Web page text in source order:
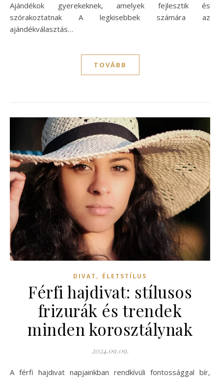
Ajándékok gyerekeknek, amelyek fejlesztik és
szórakoztatnak A legkisebbek számára az
ajándékválasztás…
TOVÁBB
DIVAT , ÉLETSTÍLUS
Férfi hajdivat: stílusos
frizurák és trendek
minden korosztálynak
2024.09.09.
A férfi hajdivat napjainkban rendkívüli fontossággal bír,